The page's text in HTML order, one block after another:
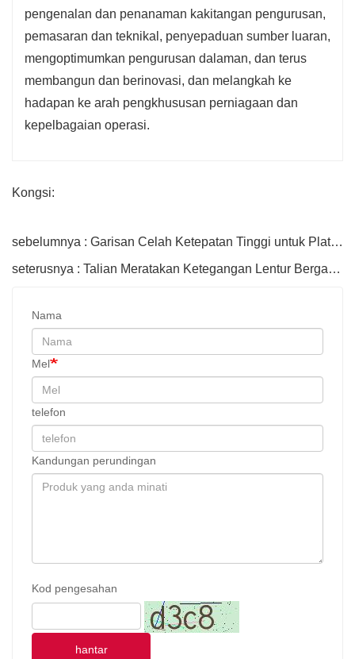
pengenalan dan penanaman kakitangan pengurusan,
pemasaran dan teknikal, penyepaduan sumber luaran,
mengoptimumkan pengurusan dalaman, dan terus
membangun dan berinovasi, dan melangkah ke
hadapan ke arah pengkhususan perniagaan dan
kepelbagaian operasi.
Kongsi:
sebelumnya : Garisan Celah Ketepatan Tinggi untuk Plat Tebal
seterusnya : Talian Meratakan Ketegangan Lentur Berganda
Nama
Mel
telefon
Kandungan perundingan
Kod pengesahan
hantar